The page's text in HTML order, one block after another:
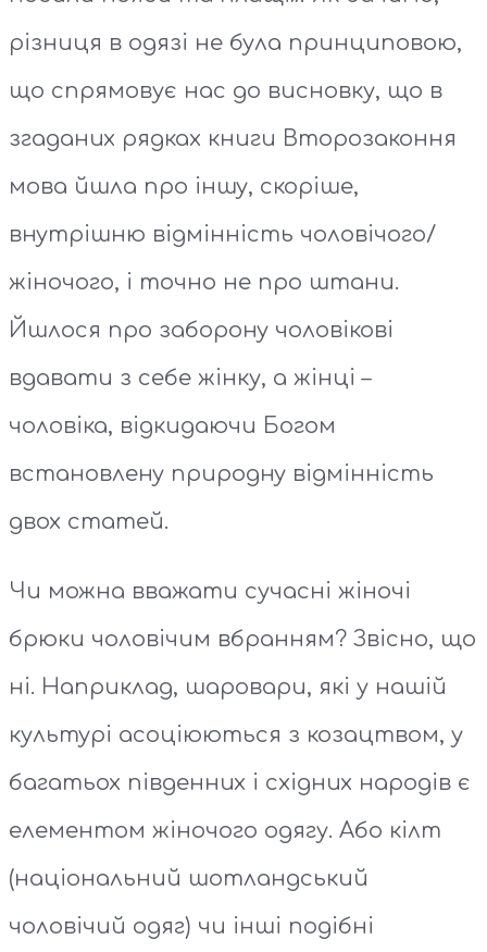
різниця в одязі не була принциповою,
що спрямовує нас до висновку, що в
згаданих рядках книги Второзаконня
мова йшла про іншу, скоріше,
внутрішню відмінність чоловічого/
жіночого, і точно не про штани.
Йшлося про заборону чоловікові
вдавати з себе жінку, а жінці –
чоловіка, відкидаючи Богом
встановлену природну відмінність
двох статей.
Чи можна вважати сучасні жіночі
брюки чоловічим вбранням? Звісно, що
ні. Наприклад, шаровари, які у нашій
культурі асоціюються з козацтвом, у
багатьох південних і східних народів є
елементом жіночого одягу. Або кілт
(національний шотландський
чоловічий одяг) чи інші подібні